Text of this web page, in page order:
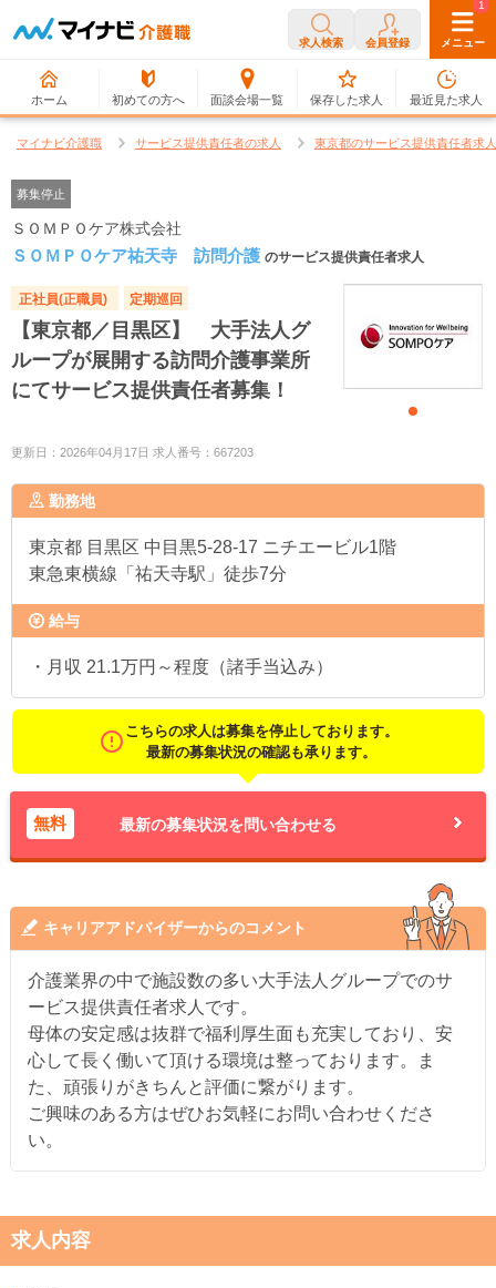
求人検索 会員登録 メニュー
ホーム 初めての方へ 面談会場一覧
0
保存した求人
1
最近見た求人
マイナビ介護職 サービス提供責任者の求人 東京都のサービス提供責任者求人
募集停止
ＳＯＭＰＯケア株式会社
ＳＯＭＰＯケア祐天寺 訪問介護 のサービス提供責任者求人
正社員(正職員) 定期巡回
【東京都／目黒区】 大手法人グ
ループが展開する訪問介護事業所
にてサービス提供責任者募集！
更新日：2026年04月17日 求人番号：667203
勤務地
東京都 目黒区 中目黒5-28-17 ニチエービル1階
東急東横線「祐天寺駅」徒歩7分
給与
・月収 21.1万円～程度（諸手当込み）
こちらの求人は募集を停止しております。
最新の募集状況の確認も承ります。
無料 最新の募集状況を問い合わせる
キャリアアドバイザーからのコメント
介護業界の中で施設数の多い大手法人グループでのサ
ービス提供責任者求人です。
母体の安定感は抜群で福利厚生面も充実しており、安
心して長く働いて頂ける環境は整っております。ま
た、頑張りがきちんと評価に繋がります。
ご興味のある方はぜひお気軽にお問い合わせくださ
い。
求人内容